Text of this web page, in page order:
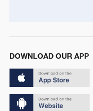
DOWNLOAD OUR APP